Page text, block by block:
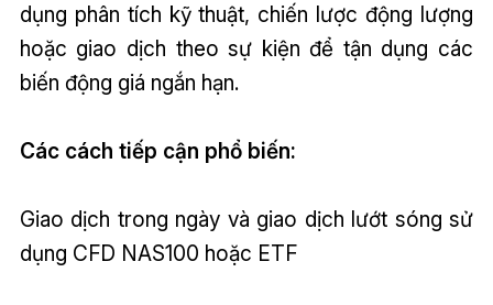
dụng phân tích kỹ thuật, chiến lược động lượng
hoặc giao dịch theo sự kiện để tận dụng các
biến động giá ngắn hạn.
Các cách tiếp cận phổ biến:
Giao dịch trong ngày và giao dịch lướt sóng sử
dụng CFD NAS100 hoặc ETF